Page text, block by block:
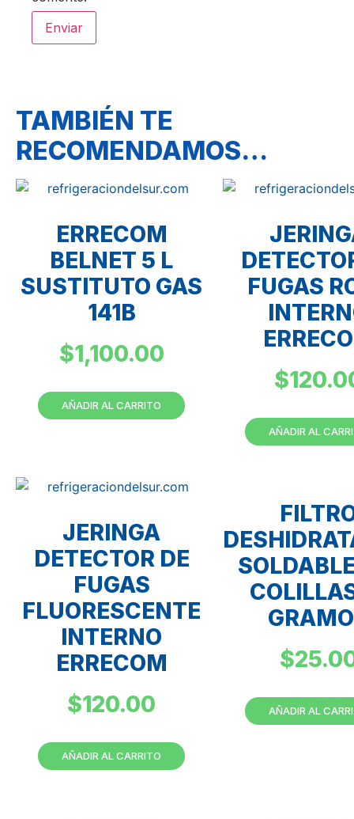
TAMBIÉN TE
RECOMENDAMOS…
ERRECOM
BELNET 5 L
SUSTITUTO GAS
141B
$1,100.00
AÑADIR AL CARRITO
FUGAS
$
AÑADIR AL
JERINGA
DETECTOR DE
FUGAS
FLUORESCENTE
INTERNO
ERRECOM
$120.00
AÑADIR AL CARRITO
$
AÑADIR AL